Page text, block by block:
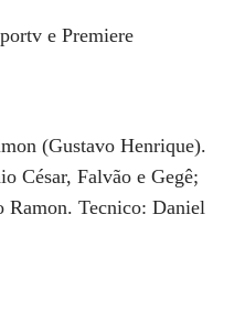
e Premiere
(Gustavo Henrique).
César, Falvão e Gegê;
Ramon. Tecnico: Daniel